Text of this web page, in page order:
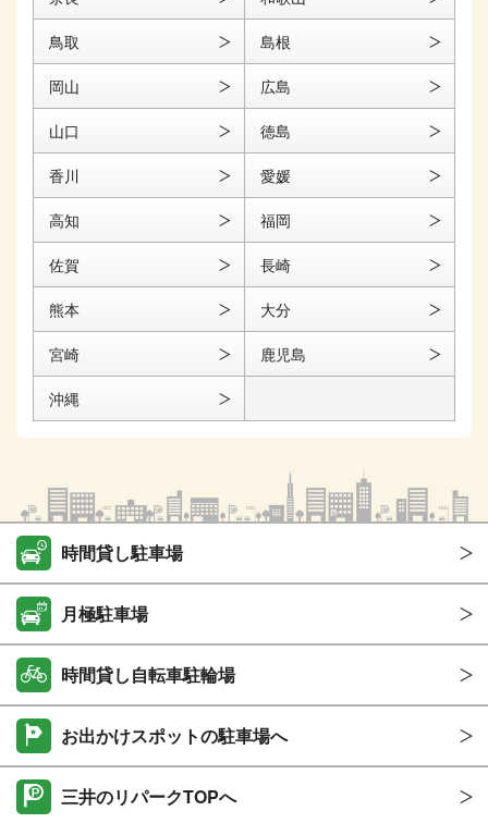
鳥取 島根
岡山 広島
山口 徳島
香川 愛媛
高知 福岡
佐賀 長崎
熊本 大分
宮崎 鹿児島
沖縄
時間貸し駐車場
月極駐車場
時間貸し自転車駐輪場
お出かけスポットの駐車場へ
三井のリパークTOPへ